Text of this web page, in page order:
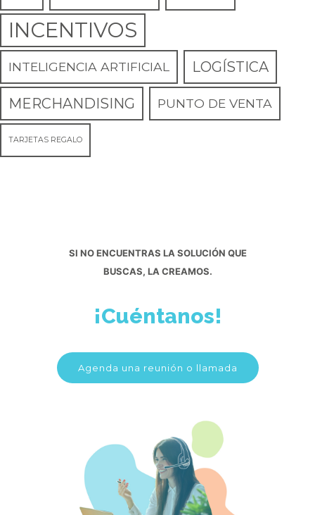
INCENTIVOS
INTELIGENCIA ARTIFICIAL LOGÍSTICA
MERCHANDISING PUNTO DE VENTA
TARJETAS REGALO
SI NO ENCUENTRAS LA SOLUCIÓN QUE
BUSCAS, LA CREAMOS.
¡Cuéntanos!
Agenda una reunión o llamada